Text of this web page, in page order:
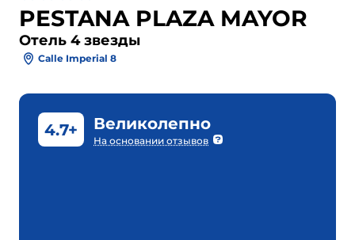
PESTANA PLAZA MAYOR
Отель 4 звезды
Calle Imperial 8
4.7+ Великолепно
На основании отзывов